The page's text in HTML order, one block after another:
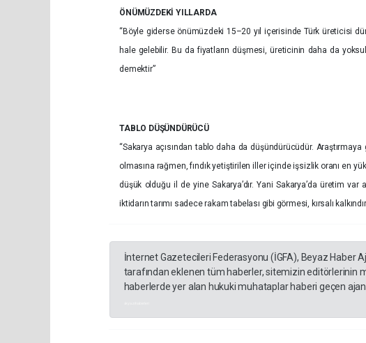
ÖNÜMÜZDEKİ YILLARDA
“Böyle giderse önümüzdeki 15–20 yıl içerisinde Türk üreticisi
hale gelebilir. Bu da fiyatların düşmesi, üreticinin daha da
demektir”
TABLO DÜŞÜNDÜRÜCÜ
“Sakarya açısından tablo daha da düşündürücüdür.
olmasına rağmen, fındık yetiştirilen iller içinde işsizlik oranı en
düşük olduğu il de yine Sakarya’dır. Yani Sakarya’da üretim
iktidarın tarımı sadece rakam tabelası gibi görmesi, kırsalı
İnternet Gazetecileri Federasyonu (İGFA), Beyaz Haber
tarafından eklenen tüm haberler, sitemizin editörlerinin
haberlerde yer alan hukuki muhataplar haberi geçen